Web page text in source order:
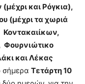
και Ρόγκια),
(μέχρι τα χωριά
Κοντακαιίκων,
Φουρνιώτικο
και Λέκας
Τετάρτη 10